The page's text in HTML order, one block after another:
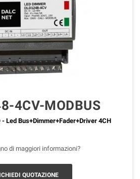
4CV-MODBUS
- Led Bus+Dimmer+Fader+Driver 4CH
di maggiori informazioni?
QUOTAZIONE